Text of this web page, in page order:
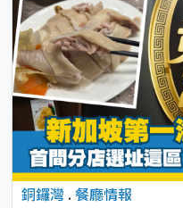
銅鑼灣 . 餐廳情報